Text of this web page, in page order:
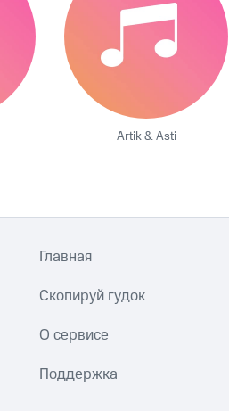
Artik & Asti
Главная
Скопируй гудок
О сервисе
Поддержка